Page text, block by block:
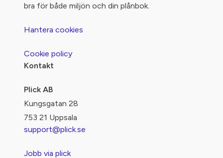
bra för både miljön och din plånbok.
Hantera cookies
Cookie policy
Kontakt
Plick AB
Kungsgatan 28
753 21 Uppsala
support@plick.se
Jobb via plick